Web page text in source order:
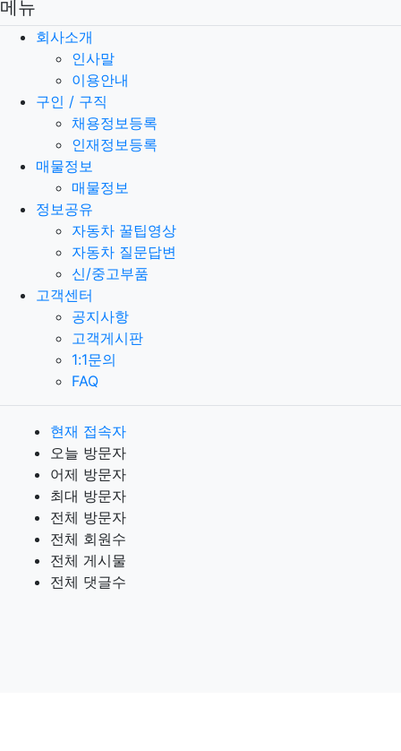
메뉴
회사소개
인사말
이용안내
구인 / 구직
채용정보등록
인재정보등록
매물정보
매물정보
정보공유
자동차 꿀팁영상
자동차 질문답변
신/중고부품
고객센터
공지사항
고객게시판
1:1문의
FAQ
현재 접속자
오늘 방문자
어제 방문자
최대 방문자
전체 방문자
전체 회원수
전체 게시물
전체 댓글수